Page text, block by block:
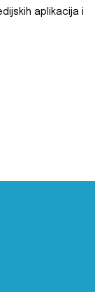
aplikacija i